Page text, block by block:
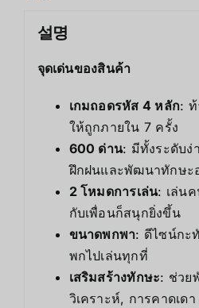
설명
จุดเด่นของสินค้า
เกมถอดรหัส 4 หลัก:
ให้ถูกภายใน 7 ครั้ง
600 ด่าน: มีทั้งระดับง่
ฝึกฝนและพัฒนาทักษะ
2 โหมดการเล่น: เล่น
กับเพื่อนก็สนุกยิ่งขึ้น
ขนาดพกพา: ดีไซน์กะ
พกไปเล่นทุกที่
เสริมสร้างทักษะ: ช่วย
วิเคราะห์, การคาดเด